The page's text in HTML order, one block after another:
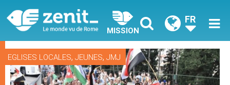
MISSION
FR
EGLISES LOCALES, JEUNES, JMJ